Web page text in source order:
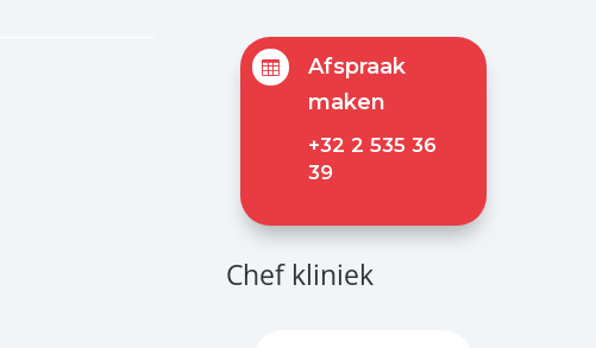

Afspraak
maken
+32 2 535 36
39
Chef kliniek